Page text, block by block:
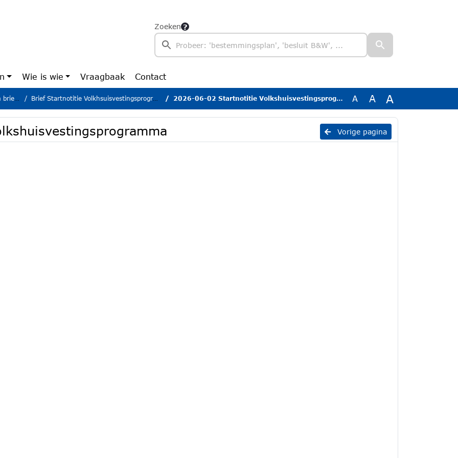
Zoeken
Wie is wie Vraagbaak Contact
Brief Startnotitie Volkhsuisvestingsprogramma 2026-06-02 Startnotitie Volkshuisvestingsprogramma A A A
Vorige pagina